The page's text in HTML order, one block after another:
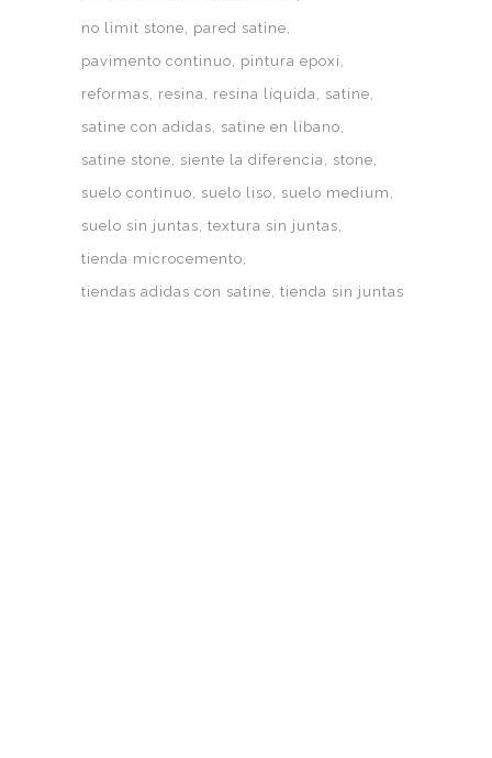
no limit stone
pared satine
pavimento continuo
pintura epoxi
reformas
resina resina líquida
satine
satine con adidas
satine en líbano
satine stone
siente la diferencia
stone
suelo continuo
suelo liso
suelo medium
suelo sin juntas textura sin juntas
tienda microcemento
tiendas adidas con satine tienda sin juntas